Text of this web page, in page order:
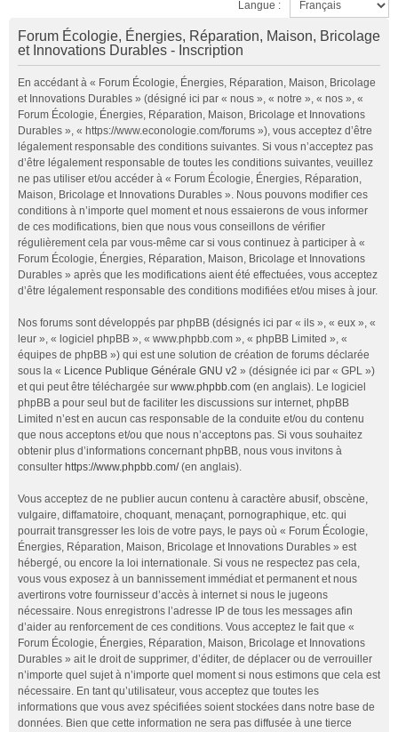
Langue :
Forum Écologie, Énergies, Réparation, Maison, Bricolage
et Innovations Durables - Inscription
En accédant à « Forum Écologie, Énergies, Réparation, Maison, Bricolage
et Innovations Durables » (désigné ici par « nous », « notre », « nos », «
Forum Écologie, Énergies, Réparation, Maison, Bricolage et Innovations
Durables », « https://www.econologie.com/forums »), vous acceptez d’être
légalement responsable des conditions suivantes. Si vous n’acceptez pas
d’être légalement responsable de toutes les conditions suivantes, veuillez
ne pas utiliser et/ou accéder à « Forum Écologie, Énergies, Réparation,
Maison, Bricolage et Innovations Durables ». Nous pouvons modifier ces
conditions à n’importe quel moment et nous essaierons de vous informer
de ces modifications, bien que nous vous conseillons de vérifier
régulièrement cela par vous-même car si vous continuez à participer à «
Forum Écologie, Énergies, Réparation, Maison, Bricolage et Innovations
Durables » après que les modifications aient été effectuées, vous acceptez
d’être légalement responsable des conditions modifiées et/ou mises à jour.
Nos forums sont développés par phpBB (désignés ici par « ils », « eux », «
leur », « logiciel phpBB », « www.phpbb.com », « phpBB Limited », «
équipes de phpBB ») qui est une solution de création de forums déclarée
sous la « Licence Publique Générale GNU v2 » (désignée ici par « GPL »)
et qui peut être téléchargée sur www.phpbb.com (en anglais). Le logiciel
phpBB a pour seul but de faciliter les discussions sur internet, phpBB
Limited n’est en aucun cas responsable de la conduite et/ou du contenu
que nous acceptons et/ou que nous n’acceptons pas. Si vous souhaitez
obtenir plus d’informations concernant phpBB, nous vous invitons à
consulter https://www.phpbb.com/(en anglais).
Vous acceptez de ne publier aucun contenu à caractère abusif, obscène,
vulgaire, diffamatoire, choquant, menaçant, pornographique, etc. qui
pourrait transgresser les lois de votre pays, le pays où « Forum Écologie,
Énergies, Réparation, Maison, Bricolage et Innovations Durables » est
hébergé, ou encore la loi internationale. Si vous ne respectez pas cela,
vous vous exposez à un bannissement immédiat et permanent et nous
avertirons votre fournisseur d’accès à internet si nous le jugeons
nécessaire. Nous enregistrons l’adresse IP de tous les messages afin
d’aider au renforcement de ces conditions. Vous acceptez le fait que «
Forum Écologie, Énergies, Réparation, Maison, Bricolage et Innovations
Durables » ait le droit de supprimer, d’éditer, de déplacer ou de verrouiller
n’importe quel sujet à n’importe quel moment si nous estimons que cela est
nécessaire. En tant qu’utilisateur, vous acceptez que toutes les
informations que vous avez spécifiées soient stockées dans notre base de
données. Bien que cette information ne sera pas diffusée à une tierce